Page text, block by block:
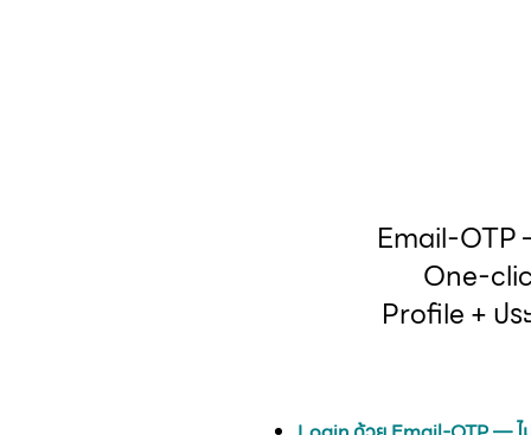
Email-OTP
One-
Profile + ป